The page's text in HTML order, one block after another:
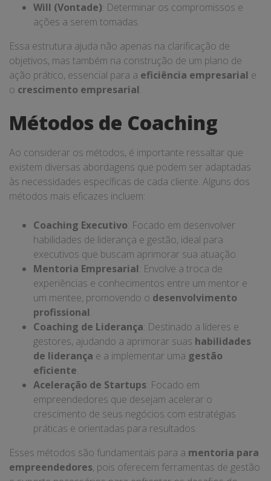
Will (Vontade): Determinar os compromissos e
ações a serem tomadas.
Essa estrutura ajuda não apenas na clarificação de
objetivos, mas também na construção de um plano de
ação prático, essencial para a eficiência empresarial e
o crescimento empresarial.
Métodos de Coaching
Ao considerar os métodos, é importante ressaltar que
existem diversas abordagens que podem ser adaptadas
às necessidades específicas de cada cliente. Alguns dos
métodos mais eficazes incluem:
Coaching Executivo: Focado em desenvolver
habilidades de liderança e gestão, ideal para
executivos que buscam aprimorar sua atuação.
Mentoria Empresarial: Envolve a troca de
experiências e conhecimentos entre um mentor e
um mentee, promovendo o desenvolvimento
profissional.
Coaching de Liderança: Destinado a líderes e
gestores, ajudando a aprimorar suas habilidades
de liderança e a implementar uma gestão
eficiente.
Aceleração de Startups: Focado em
empreendedores que desejam acelerar o
crescimento de seus negócios com estratégias
práticas e orientadas para resultados.
Esses métodos são fundamentais para a mentoria para
empreendedores, pois oferecem ferramentas de gestão